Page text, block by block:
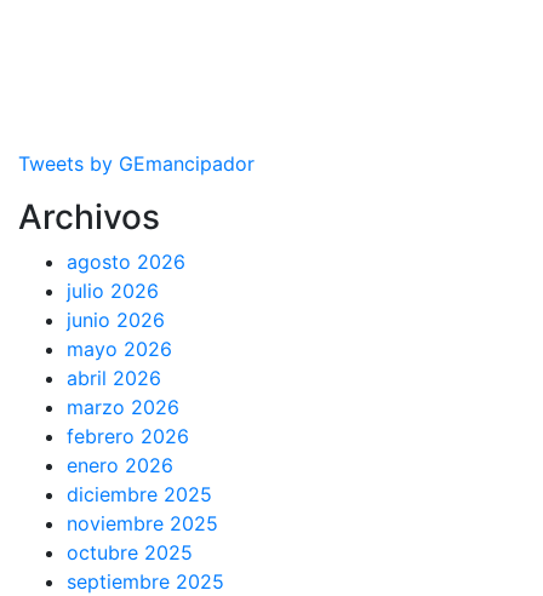
Tweets by GEmancipador
Archivos
agosto 2026
julio 2026
junio 2026
mayo 2026
abril 2026
marzo 2026
febrero 2026
enero 2026
diciembre 2025
noviembre 2025
octubre 2025
septiembre 2025